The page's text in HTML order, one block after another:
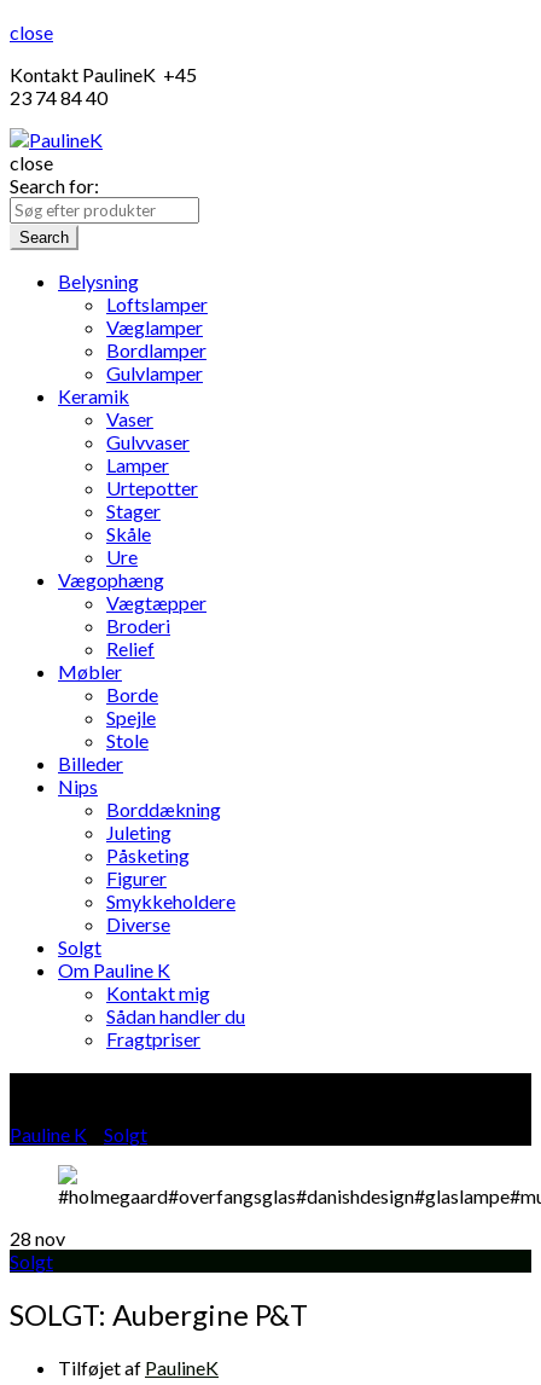
close
Kontakt PaulineK +45
23 74 84 40
close
Search for:
Search
Belysning
Loftslamper
Væglamper
Bordlamper
Gulvlamper
Keramik
Vaser
Gulvvaser
Lamper
Urtepotter
Stager
Skåle
Ure
Vægophæng
Vægtæpper
Broderi
Relief
Møbler
Borde
Spejle
Stole
Billeder
Nips
Borddækning
Juleting
Påsketing
Figurer
Smykkeholdere
Diverse
Solgt
Om Pauline K
Kontakt mig
Sådan handler du
Fragtpriser
Pauline K Solgt
28 nov
Solgt
SOLGT: Aubergine P&T
Tilføjet af PaulineK